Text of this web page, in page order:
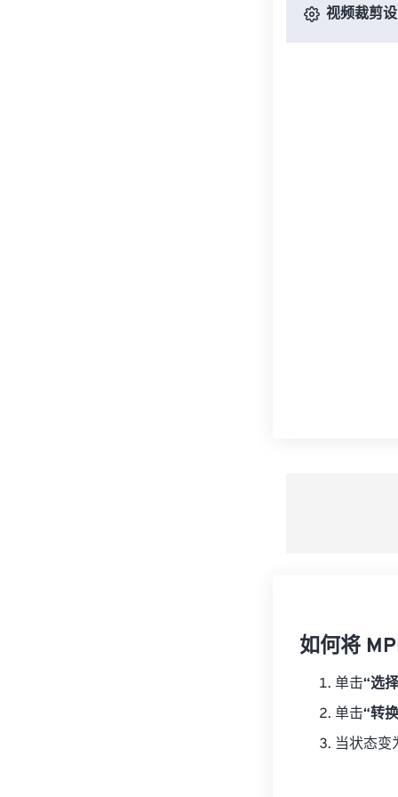
视频裁剪
如何将
单击“选
单击“转
当状态变